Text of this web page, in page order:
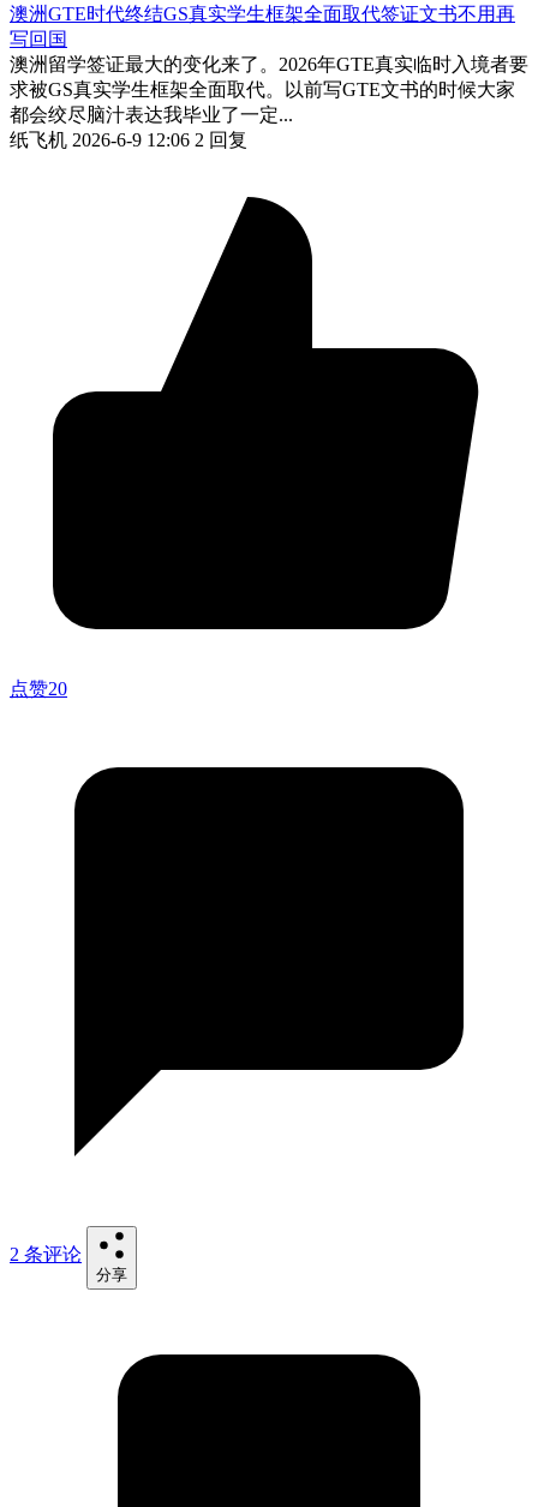
澳洲GTE时代终结GS真实学生框架全面取代签证文书不用再
写回国
澳洲留学签证最大的变化来了。2026年GTE真实临时入境者要
求被GS真实学生框架全面取代。以前写GTE文书的时候大家
都会绞尽脑汁表达我毕业了一定...
纸飞机 2026-6-9 12:06 2 回复
点赞20
2 条评论
分享